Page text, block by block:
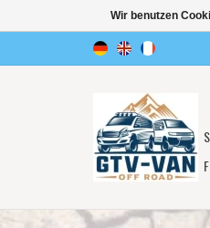
Wir benutzen